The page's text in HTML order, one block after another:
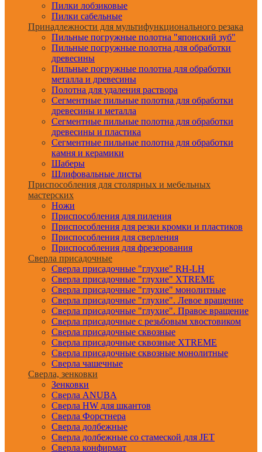
Пилки лобзиковые
Пилки сабельные
Принадлежности для мультифункционального резака
Пильные погружные полотна "японский зуб"
Пильные погружные полотна для обработки
древесины
Пильные погружные полотна для обработки
металла и древесины
Полотна для удаления раствора
Сегментные пильные полотна для обработки
древесины и металла
Сегментные пильные полотна для обработки
древесины и пластика
Сегментные пильные полотна для обработки
камня и керамики
Шаберы
Шлифовальные листы
Приспособления для столярных и мебельных
мастерских
Ножи
Приспособления для пиления
Приспособления для резки кромки и пластиков
Приспособления для сверления
Приспособления для фрезерования
Сверла присадочные
Сверла присадочные "глухие" RH-LH
Сверла присадочные "глухие" XTREME
Сверла присадочные "глухие" монолитные
Сверла присадочные "глухие". Левое вращение
Сверла присадочные "глухие". Правое вращение
Сверла присадочные с резьбовым хвостовиком
Сверла присадочные сквозные
Сверла присадочные сквозные XTREME
Сверла присадочные сквозные монолитные
Сверла чашечные
Сверла, зенковки
Зенковки
Сверла ANUBA
Сверла HW для шкантов
Сверла Форстнера
Сверла долбежные
Сверла долбежные со стамеской для JET
Сверла конфирмат